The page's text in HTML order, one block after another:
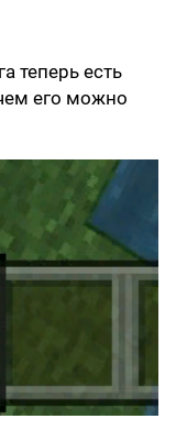
теперь есть
его можно